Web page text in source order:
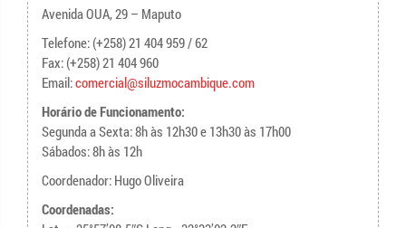
Avenida OUA, 29 – Maputo
Telefone: (+258) 21 404 959 / 62
Fax: (+258) 21 404 960
Email:comercial@siluzmocambique.com
Horário de Funcionamento:
Segunda a Sexta: 8h às 12h30 e 13h30 às 17h00
Sábados: 8h às 12h
Coordenador: Hugo Oliveira
Coordenadas: